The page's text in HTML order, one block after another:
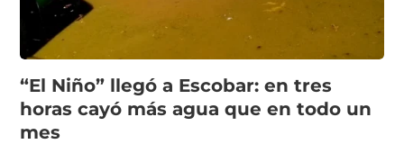
“El Niño” llegó a Escobar: en tres
horas cayó más agua que en todo un
mes